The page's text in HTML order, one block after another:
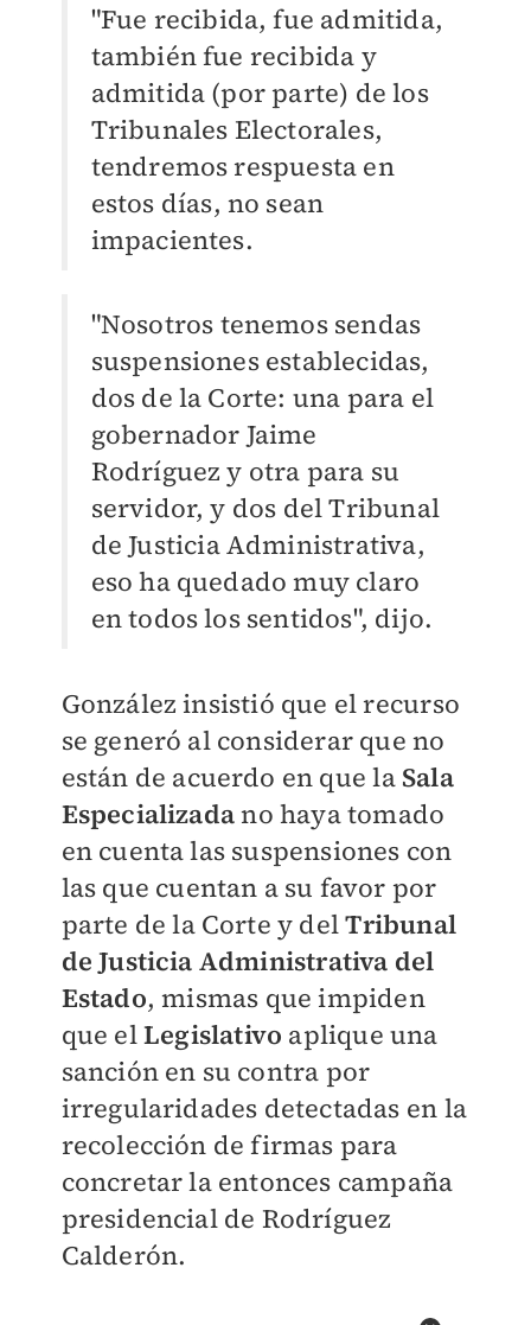
"Fue recibida, fue admitida,
también fue recibida y
admitida (por parte) de los
Tribunales Electorales,
tendremos respuesta en
estos días, no sean
impacientes.
"Nosotros tenemos sendas
suspensiones establecidas,
dos de la Corte: una para el
gobernador Jaime
Rodríguez y otra para su
servidor, y dos del Tribunal
de Justicia Administrativa,
eso ha quedado muy claro
en todos los sentidos", dijo.
González insistió que el recurso
se generó al considerar que no
están de acuerdo en que la Sala
Especializadano haya tomado
en cuenta las suspensiones con
las que cuentan a su favor por
parte de la Corte y delTribunal
de Justicia Administrativa del
Estado, mismas que impiden
que elLegislativo aplique una
sanción en su contra por
irregularidades detectadas en la
recolección de firmas para
concretar la entonces campaña
presidencial de Rodríguez
Calderón.